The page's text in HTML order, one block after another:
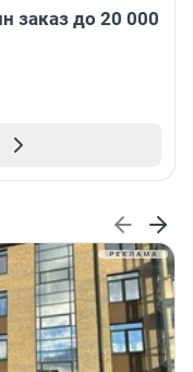
заказ до 20 000